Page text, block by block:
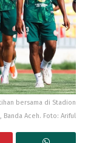
bersama di Stadion
Banda Aceh. Foto: Ariful